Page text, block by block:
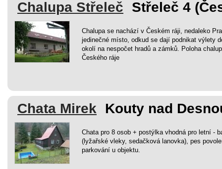
Chalupa Střeleč Střeleč 4
Chalupa se nachází v Českém ráji, nedaleko
jedinečné místo, odkud se dají podnikat výlety
okolí na nespočet hradů a zámků. Poloha
Českého ráje
Chata Mirek Kouty nad
Chata pro 8 osob + postýlka vhodná pro letní -
(lyžařské vleky, sedačková lanovka), pes
parkování u objektu.